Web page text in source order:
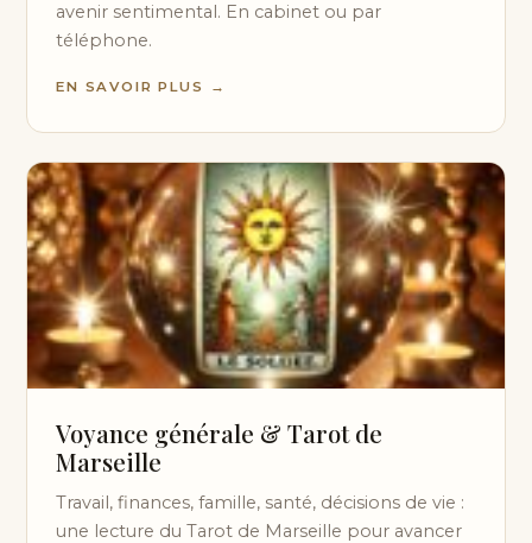
avenir sentimental. En cabinet ou par
téléphone.
EN SAVOIR PLUS →
Voyance générale & Tarot de
Marseille
Travail, finances, famille, santé, décisions de vie :
une lecture du Tarot de Marseille pour avancer